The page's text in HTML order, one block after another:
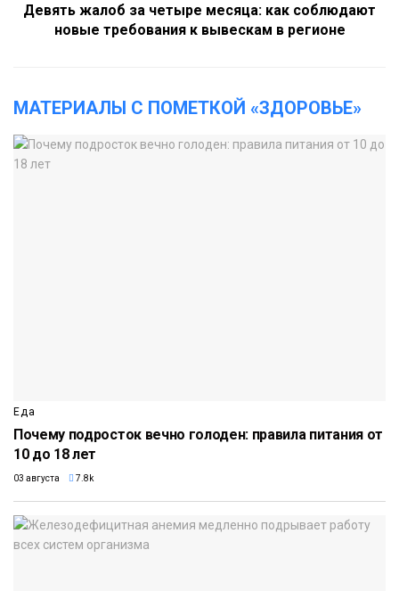
Девять жалоб за четыре месяца: как соблюдают
новые требования к вывескам в регионе
МАТЕРИАЛЫ С ПОМЕТКОЙ «ЗДОРОВЬЕ»
Еда
Почему подросток вечно голоден: правила питания от
10 до 18 лет
03 августа 7.8k